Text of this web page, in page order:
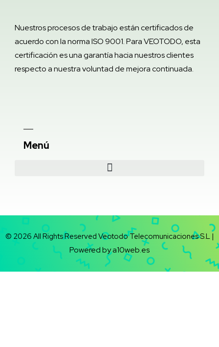
Menú
Nuestros procesos de trabajo están certificados de
acuerdo con la norma ISO 9001. Para VEOTODO, esta
certificación es una garantía hacia nuestros clientes
respecto a nuestra voluntad de mejora continuada.
© 2026 All Rights Reserved Veotodo Telecomunicaciones S.L |
Powered by a10web.es